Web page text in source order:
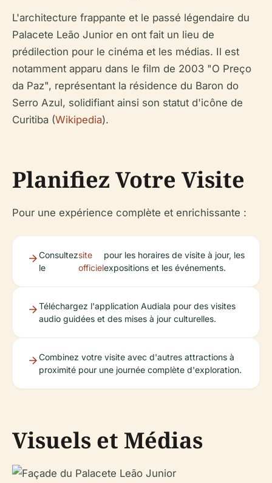
L'architecture frappante et le passé légendaire du
Palacete Leão Junior en ont fait un lieu de
prédilection pour le cinéma et les médias. Il est
notamment apparu dans le film de 2003 "O Preço
da Paz", représentant la résidence du Baron do
Serro Azul, solidifiant ainsi son statut d'icône de
Curitiba (Wikipedia).
Planifiez Votre Visite
Pour une expérience complète et enrichissante :
Consultez
le
site
officiel
pour les horaires de visite à jour, les
expositions et les événements.
Téléchargez l'application Audiala pour des visites
audio guidées et des mises à jour culturelles.
Combinez votre visite avec d'autres attractions à
proximité pour une journée complète d'exploration.
Visuels et Médias